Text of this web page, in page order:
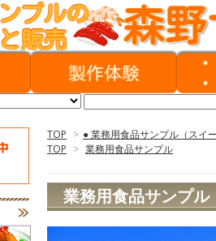
TOP > ● 業務用食品サンプル（スイ
TOP > 業務用食品サンプル
業務用食品サンプ